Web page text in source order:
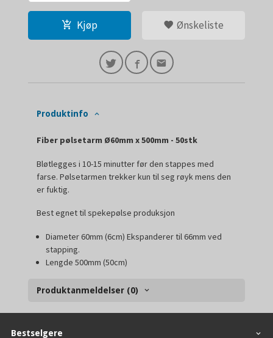
Kjøp Ønskeliste
Produktinfo
Fiber pølsetarm Ø60mm x 500mm - 50stk
Bløtlegges i 10-15 minutter før den stappes med
farse. Pølsetarmen trekker kun til seg røyk mens den
er fuktig.
Best egnet til spekepølse produksjon
Diameter 60mm (6cm) Ekspanderer til 66mm ved
stapping.
Lengde 500mm (50cm)
Produktanmeldelser (0)
Bestselgere